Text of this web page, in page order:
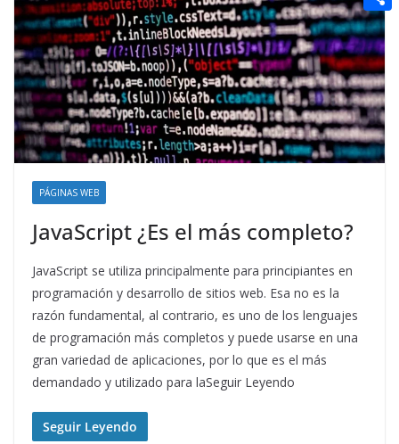
PÁGINAS WEB
JavaScript ¿Es el más completo?
JavaScript se utiliza principalmente para principiantes en
programación y desarrollo de sitios web. Esa no es la
razón fundamental, al contrario, es uno de los lenguajes
de programación más completos y puede usarse en una
gran variedad de aplicaciones, por lo que es el más
demandado y utilizado para laSeguir Leyendo
Seguir Leyendo
n
g
e
r
e
r
e
r
e
s
t
a
i
l
e
d
d
i
t
C
o
m
p
a
r